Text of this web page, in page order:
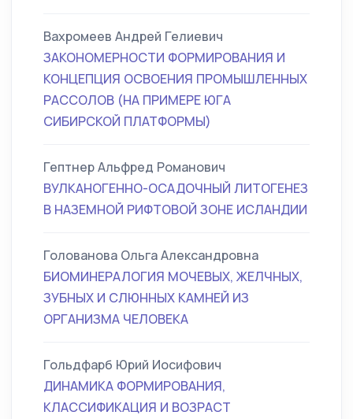
Вахромеев Андрей Гелиевич
ЗАКОНОМЕРНОСТИ ФОРМИРОВАНИЯ И
КОНЦЕПЦИЯ ОСВОЕНИЯ ПРОМЫШЛЕННЫХ
РАССОЛОВ (НА ПРИМЕРЕ ЮГА
СИБИРСКОЙ ПЛАТФОРМЫ)
Гептнер Альфред Романович
ВУЛКАНОГЕННО-ОСАДОЧНЫЙ ЛИТОГЕНЕЗ
В НАЗЕМНОЙ РИФТОВОЙ ЗОНЕ ИСЛАНДИИ
Голованова Ольга Александровна
БИОМИНЕРАЛОГИЯ МОЧЕВЫХ, ЖЕЛЧНЫХ,
ЗУБНЫХ И СЛЮННЫХ КАМНЕЙ ИЗ
ОРГАНИЗМА ЧЕЛОВЕКА
Гольдфарб Юрий Иосифович
ДИНАМИКА ФОРМИРОВАНИЯ,
КЛАССИФИКАЦИЯ И ВОЗРАСТ